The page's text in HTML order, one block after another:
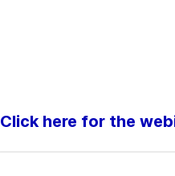
Click here for the